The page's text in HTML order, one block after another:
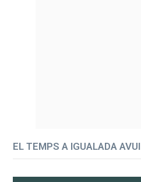
EL TEMPS A IGUALADA AVUI